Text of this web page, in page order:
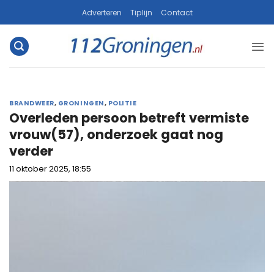
naar
inhoud
Adverteren Tiplijn Contact
BRANDWEER, GRONINGEN, POLITIE
Overleden persoon betreft vermiste
vrouw(57), onderzoek gaat nog
verder
11 oktober 2025, 18:55